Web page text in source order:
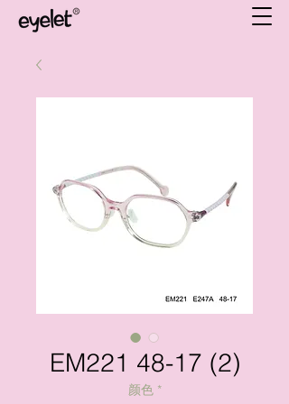
EM221 48-17 (2)
颜色 *